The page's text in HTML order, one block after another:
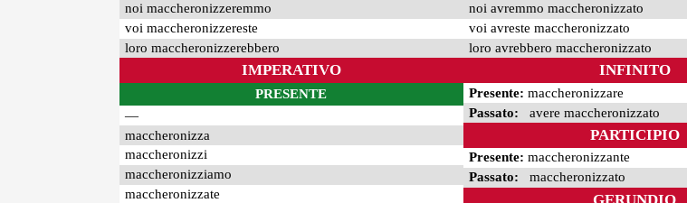
noi maccheronizzeremmo
voi maccheronizzereste
loro maccheronizzerebbero
noi avremmo maccheronizzato
voi avreste maccheronizzato
loro avrebbero maccheronizzato
IMPERATIVO
PRESENTE
—
maccheronizza
maccheronizzi
maccheronizziamo
maccheronizzate
INFINITO
Presente: maccheronizzare
Passato: avere maccheronizzato
PARTICIPIO
Presente: maccheronizzante
Passato: maccheronizzato
GERUNDIO